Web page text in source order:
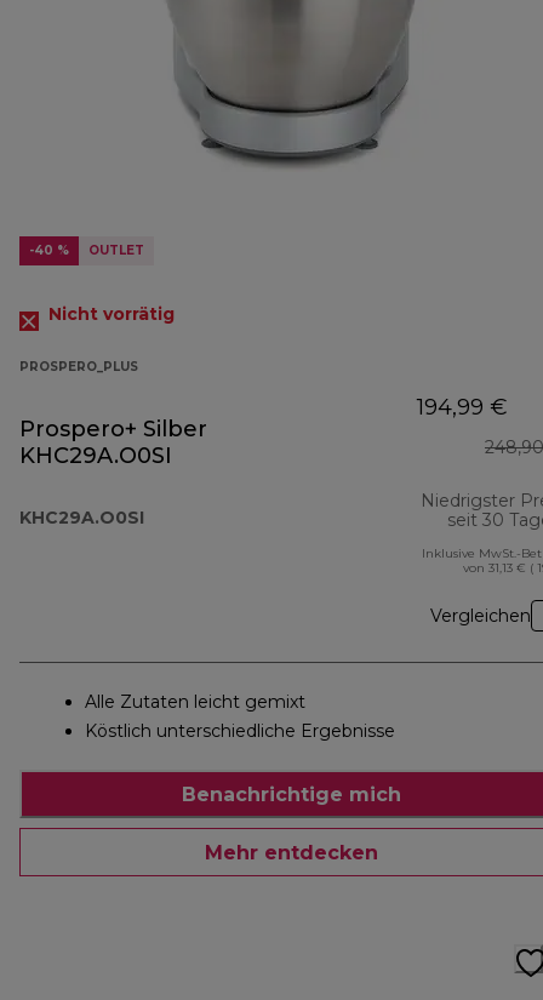
-40 % OUTLET
Nicht vorrätig
PROSPERO_PLUS
Prospero+ Silber
KHC29A.O0SI
KHC29A.O0SI
194,99 €
Niedrigster
seit 30
Inklusive MwSt.-
von 31,13 € (
Vergleichen
Alle Zutaten leicht gemixt
Köstlich unterschiedliche Ergebnisse
Benachrichtige mich
Mehr entdecken